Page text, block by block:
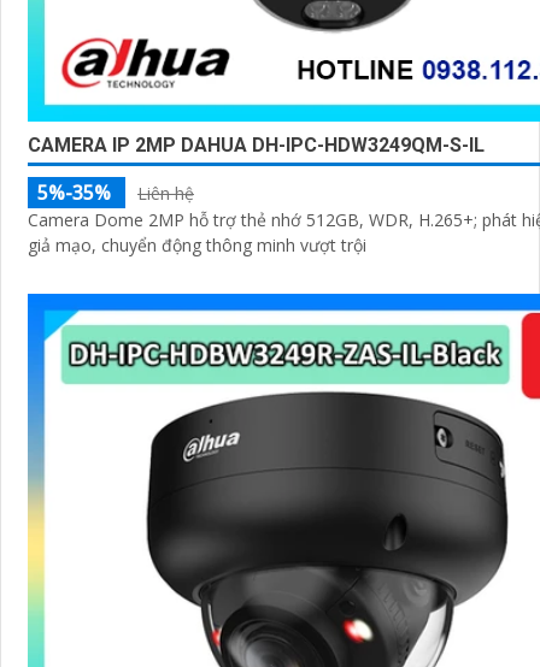
CAMERA IP 2MP DAHUA DH-IPC-HDW3249QM-S-IL
5%-35%
Liên hệ
Camera Dome 2MP hỗ trợ thẻ nhớ 512GB, WDR, H.265+; phát
giả mạo, chuyển động thông minh vượt trội